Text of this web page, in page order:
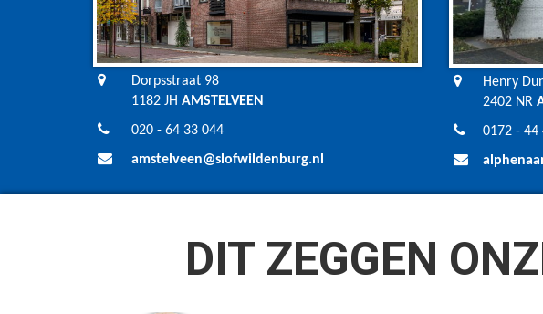
Dorpsstraat 98
1182 JH AMSTELVEEN
020 - 64 33 044
amstelveen@slofwildenburg.nl
Henry
2402 NR
0172 - 44
DIT ZEGGEN